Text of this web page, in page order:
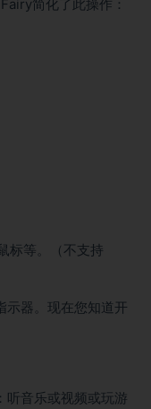
简化了此操作：
标等。（不支持
器。现在您知道开
听音乐或视频或玩游